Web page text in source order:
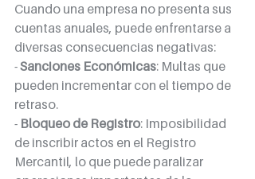
Cuando una empresa no presenta sus
cuentas anuales, puede enfrentarse a
diversas consecuencias negativas:
- Sanciones Económicas: Multas que
pueden incrementar con el tiempo de
retraso.
- Bloqueo de Registro: Imposibilidad
de inscribir actos en el Registro
Mercantil, lo que puede paralizar